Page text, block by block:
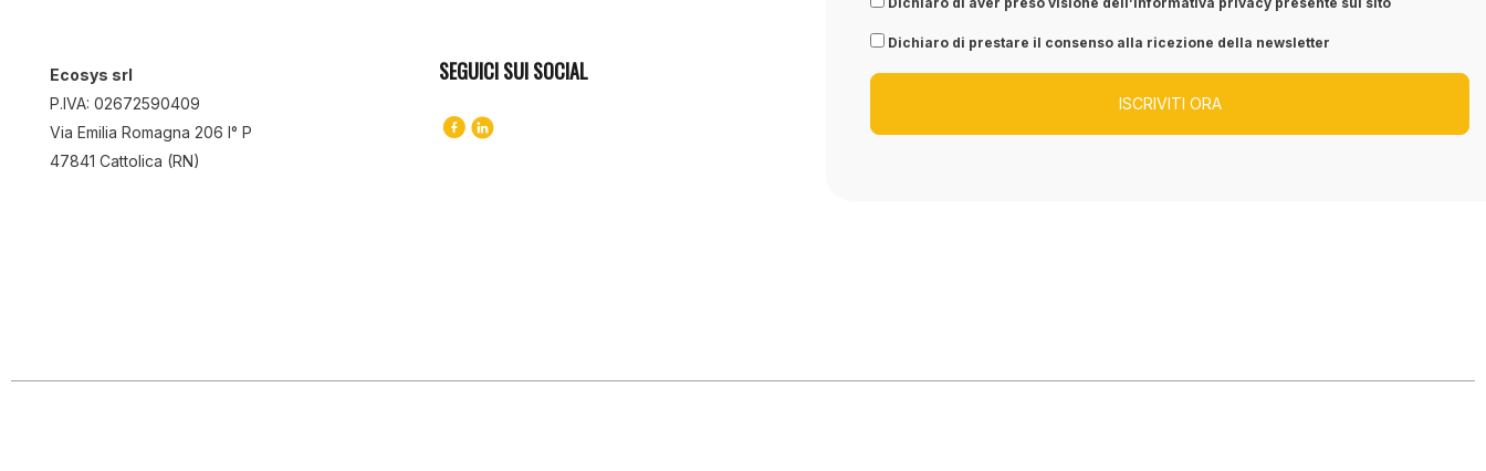
Ecosys srl
P.IVA: 02672590409
Via Emilia Romagna 206 I° P
47841 Cattolica (RN)
SEGUICI SUI SOCIAL
Dichiaro di prestare il consenso alla ricezione della newsletter